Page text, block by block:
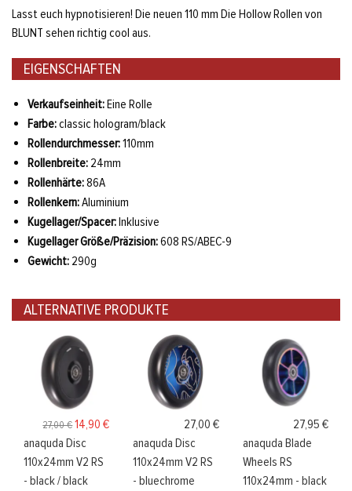
Lasst euch hypnotisieren! Die neuen 110 mm Die Hollow Rollen von
BLUNT sehen richtig cool aus.
EIGENSCHAFTEN
Verkaufseinheit:Eine Rolle
Farbe:classic hologram/black
Rollendurchmesser:110mm
Rollenbreite: 24mm
Rollenhärte:86A
Rollenkern:Aluminium
Kugellager/Spacer:Inklusive
Kugellager Größe/Präzision:608 RS/ABEC-9
Gewicht: 290g
ALTERNATIVE PRODUKTE
27,00 €14,90 €
anaquda Disc
110x24mm V2 RS
- black / black
27,00 €
anaquda Disc
110x24mm V2 RS
- bluechrome
27,95 €
anaquda Blade
Wheels RS
110x24mm - black